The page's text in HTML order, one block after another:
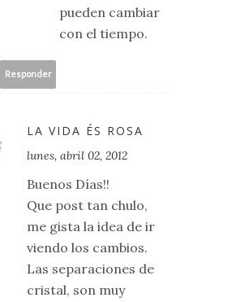
pueden cambiar
con el tiempo.
Responder
LA VIDA ÉS ROSA
lunes, abril 02, 2012
Buenos Días!!
Que post tan chulo,
me gista la idea de ir
viendo los cambios.
Las separaciones de
cristal, son muy